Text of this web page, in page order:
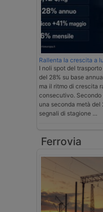
Rallenta la crescita a
I noli spot del
del 28% su base
ma il ritmo di crescita
consecutivo.
una seconda metà
segnali di stagione …
Ferrovia